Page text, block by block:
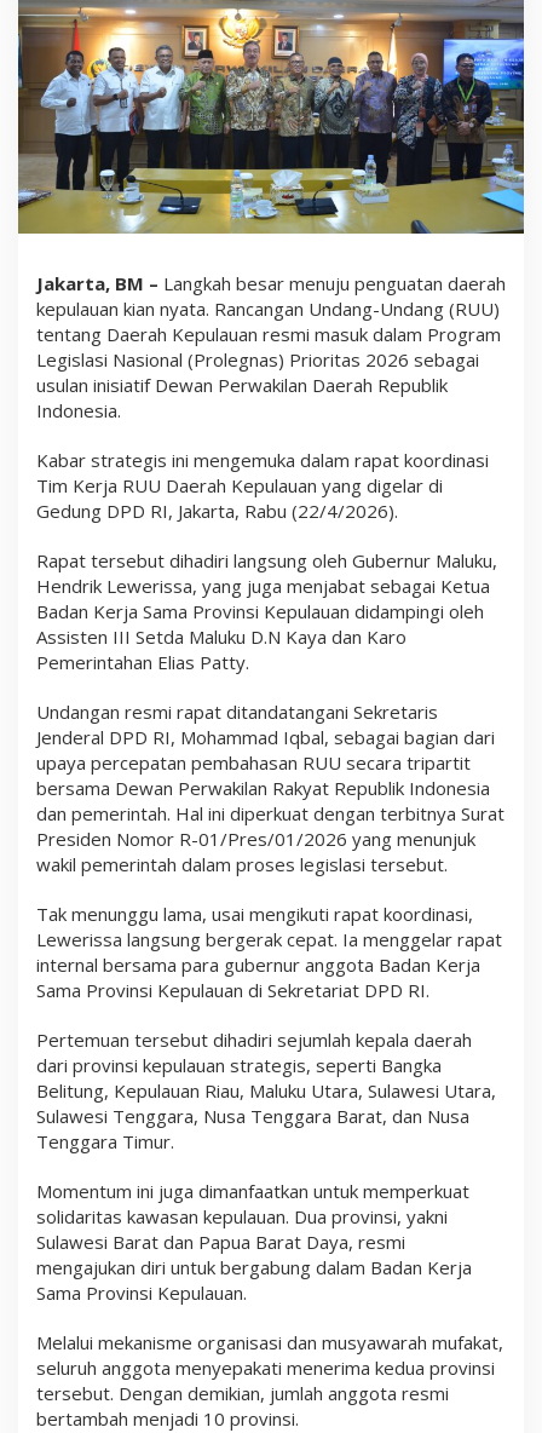
a
n
M
a
s
u
k
r
o
l
a
s
2
0
2
6
n
d
r
i
L
e
w
e
r
i
s
a
G
e
r
a
k
C
e
p
P
e
r
u
t
K
o
a
l
1
0
P
o
v
s
i
Jakarta, BM – Langkah besar menuju penguatan daerah
kepulauan kian nyata. Rancangan Undang-Undang (RUU)
tentang Daerah Kepulauan resmi masuk dalam Program
Legislasi Nasional (Prolegnas) Prioritas 2026 sebagai
usulan inisiatif Dewan Perwakilan Daerah Republik
Indonesia.
Kabar strategis ini mengemuka dalam rapat koordinasi
Tim Kerja RUU Daerah Kepulauan yang digelar di
Gedung DPD RI, Jakarta, Rabu (22/4/2026).
Rapat tersebut dihadiri langsung oleh Gubernur Maluku,
Hendrik Lewerissa, yang juga menjabat sebagai Ketua
Badan Kerja Sama Provinsi Kepulauan didampingi oleh
Assisten III Setda Maluku D.N Kaya dan Karo
Pemerintahan Elias Patty.
Undangan resmi rapat ditandatangani Sekretaris
Jenderal DPD RI, Mohammad Iqbal, sebagai bagian dari
upaya percepatan pembahasan RUU secara tripartit
bersama Dewan Perwakilan Rakyat Republik Indonesia
dan pemerintah. Hal ini diperkuat dengan terbitnya Surat
Presiden Nomor R-01/Pres/01/2026 yang menunjuk
wakil pemerintah dalam proses legislasi tersebut.
Tak menunggu lama, usai mengikuti rapat koordinasi,
Lewerissa langsung bergerak cepat. Ia menggelar rapat
internal bersama para gubernur anggota Badan Kerja
Sama Provinsi Kepulauan di Sekretariat DPD RI.
Pertemuan tersebut dihadiri sejumlah kepala daerah
dari provinsi kepulauan strategis, seperti Bangka
Belitung, Kepulauan Riau, Maluku Utara, Sulawesi Utara,
Sulawesi Tenggara, Nusa Tenggara Barat, dan Nusa
Tenggara Timur.
Momentum ini juga dimanfaatkan untuk memperkuat
solidaritas kawasan kepulauan. Dua provinsi, yakni
Sulawesi Barat dan Papua Barat Daya, resmi
mengajukan diri untuk bergabung dalam Badan Kerja
Sama Provinsi Kepulauan.
Melalui mekanisme organisasi dan musyawarah mufakat,
seluruh anggota menyepakati menerima kedua provinsi
tersebut. Dengan demikian, jumlah anggota resmi
bertambah menjadi 10 provinsi.